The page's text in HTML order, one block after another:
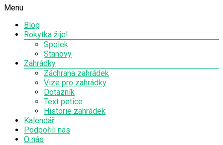
Menu
Blog
Rokytka žije!
Spolek
Stanovy
Zahrádky
Záchrana zahrádek
Vize pro zahrádky
Dotazník
Text petice
Historie zahrádek
Kalendář
Podpořili nás
O nás